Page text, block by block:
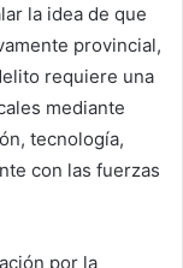
la idea de que
provincial,
requiere una
mediante
tecnología,
con las fuerzas
por la